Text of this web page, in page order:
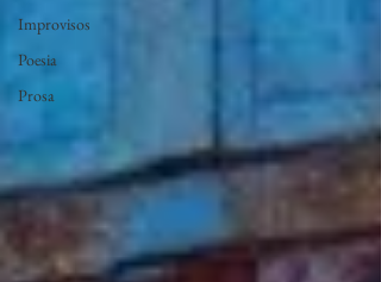
Improvisos
Poesia
Prosa